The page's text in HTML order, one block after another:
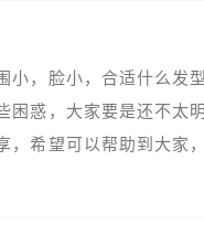
小，脸小，合适什么发型
困惑，大家要是还不太明
希望可以帮助到大家，